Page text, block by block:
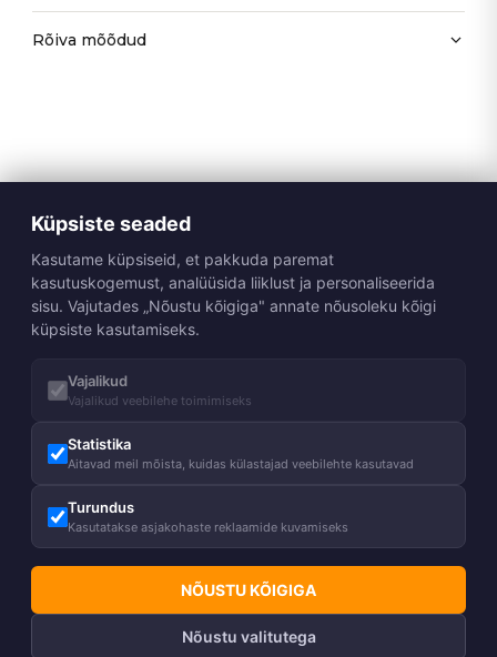
Rõiva mõõdud
Küpsiste seaded
Kasutame küpsiseid, et pakkuda paremat
kasutuskogemust, analüüsida liiklust ja personaliseerida
sisu. Vajutades „Nõustu kõigiga" annate nõusoleku kõigi
küpsiste kasutamiseks.
Vajalikud
Vajalikud veebilehe toimimiseks
Statistika
Aitavad meil mõista, kuidas külastajad veebilehte kasutavad
Turundus
Kasutatakse asjakohaste reklaamide kuvamiseks
NÕUSTU KÕIGIGA
Nõustu valitutega